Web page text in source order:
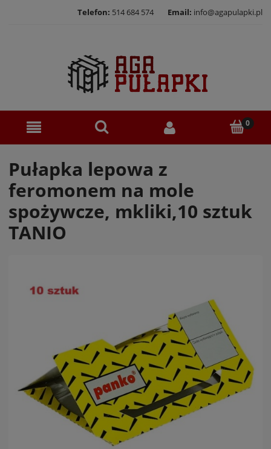
Telefon: 514 684 574 Email: info@agapulapki.pl
Pułapka lepowa z
feromonem na mole
spożywcze, mkliki,10 sztuk
TANIO